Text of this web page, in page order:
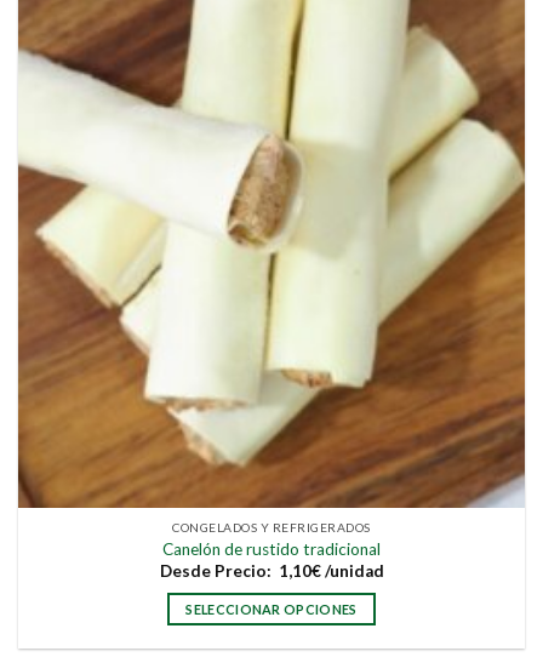
CONGELADOS Y REFRIGERADOS
Canelón de rustido tradicional
Desde Precio: 1,10€ /unidad
SELECCIONAR OPCIONES